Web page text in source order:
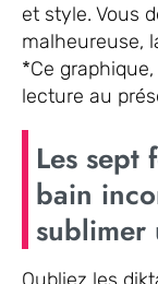
et style. Vous
malheureuse,
*Ce
lecture au
Les sept
bain
sublimer